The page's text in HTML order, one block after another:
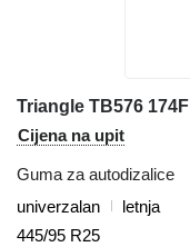
Triangle TB576 174F
Cijena na upit
Guma za autodizalice
univerzalan
letnja
445/95 R25